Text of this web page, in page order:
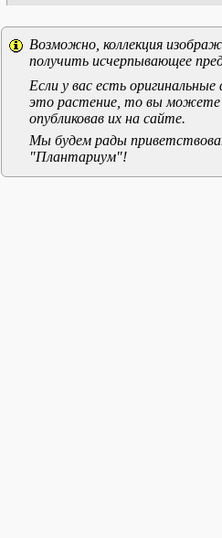
Возможно, коллекция
получить исчерпывающее
Если у вас есть
это растение, то вы можете
опубликовав их на сайте.
Мы будем рады
"Плантариум"!